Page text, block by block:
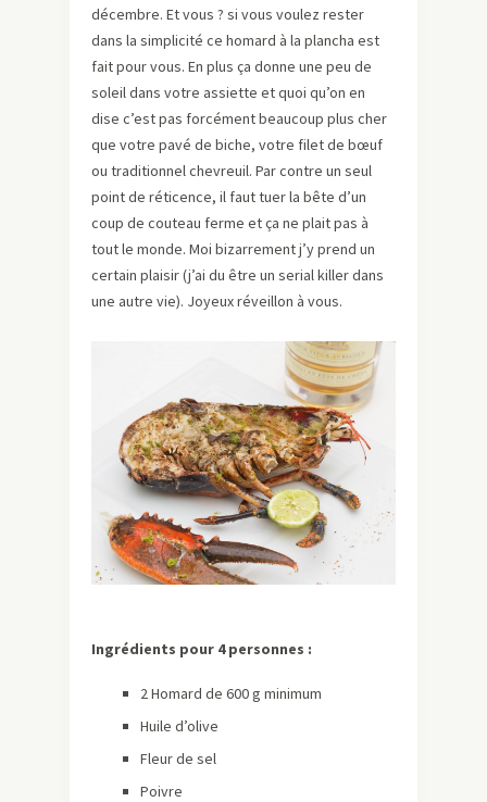
décembre. Et vous ? si vous voulez rester
dans la simplicité ce homard à la plancha est
fait pour vous. En plus ça donne une peu de
soleil dans votre assiette et quoi qu’on en
dise c’est pas forcément beaucoup plus cher
que votre pavé de biche, votre filet de bœuf
ou traditionnel chevreuil. Par contre un seul
point de réticence, il faut tuer la bête d’un
coup de couteau ferme et ça ne plait pas à
tout le monde. Moi bizarrement j’y prend un
certain plaisir (j’ai du être un serial killer dans
une autre vie). Joyeux réveillon à vous.
Ingrédients pour 4 personnes :
2 Homard de 600 g minimum
Huile d’olive
Fleur de sel
Poivre